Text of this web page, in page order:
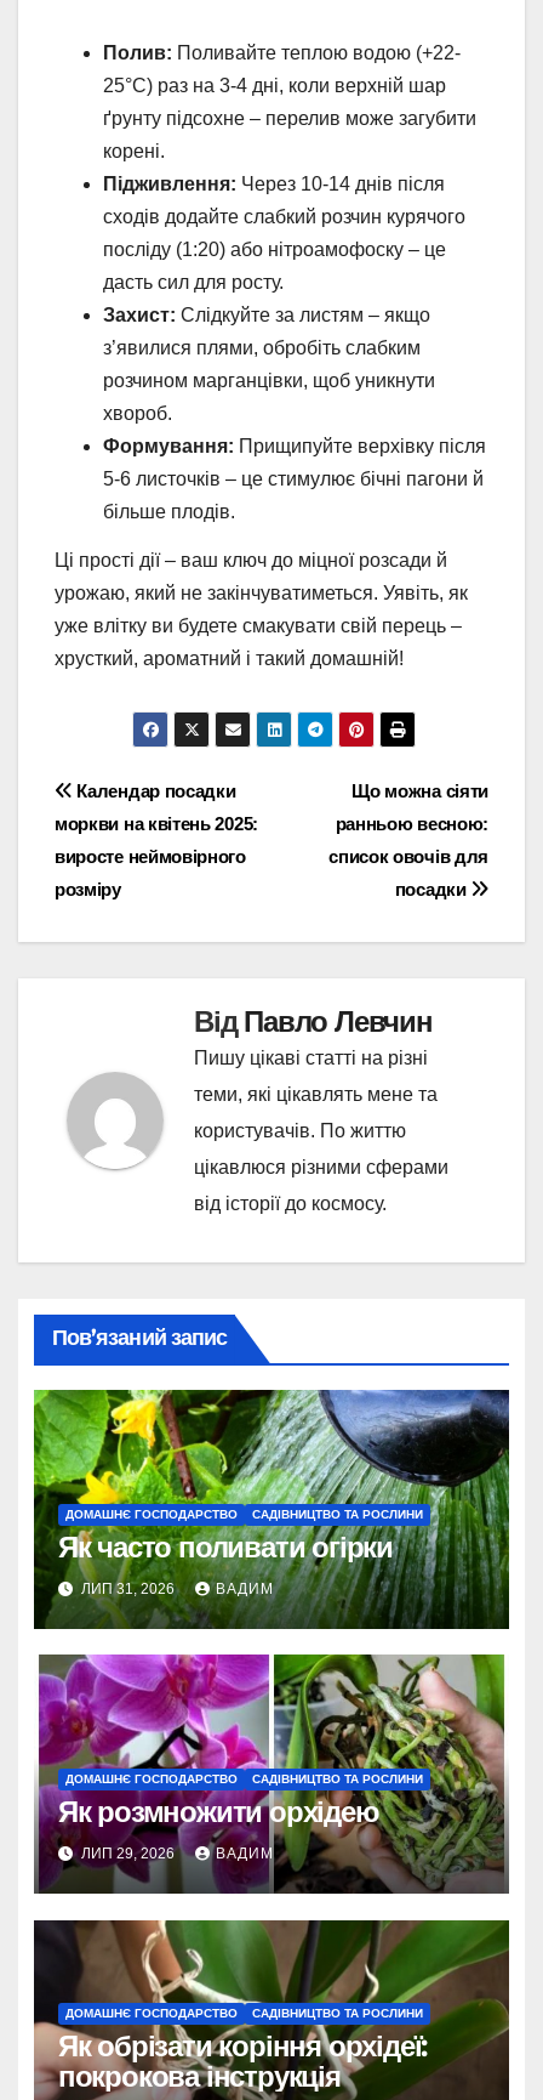
Полив: Поливайте теплою водою (+22-
25°C) раз на 3-4 дні, коли верхній шар
ґрунту підсохне – перелив може загубити
корені.
Підживлення: Через 10-14 днів після
сходів додайте слабкий розчин курячого
посліду (1:20) або нітроамофоску – це
дасть сил для росту.
Захист: Слідкуйте за листям – якщо
з’явилися плями, обробіть слабким
розчином марганцівки, щоб уникнути
хвороб.
Формування: Прищипуйте верхівку після
5-6 листочків – це стимулює бічні пагони й
більше плодів.
Ці прості дії – ваш ключ до міцної розсади й
урожаю, який не закінчуватиметься. Уявіть, як
уже влітку ви будете смакувати свій перець –
хрусткий, ароматний і такий домашній!
Навігація
записів
Що можна сіяти
ранньою весною:
список овочів для
посадки
Календар посадки
моркви на квітень 2025:
виросте неймовірного
розміру
ВідПавло Левчин
Пишу цікаві статті на різні
теми, які цікавлять мене та
користувачів. По життю
цікавлюся різними сферами
від історії до космосу.
Пов’язаний запис
ДОМАШНЄ ГОСПОДАРСТВО САДІВНИЦТВО ТА РОСЛИНИ
Як часто поливати огірки
ЛИП 31, 2026 ВАДИМ
ДОМАШНЄ ГОСПОДАРСТВО САДІВНИЦТВО ТА РОСЛИНИ
Як розмножити орхідею
ЛИП 29, 2026 ВАДИМ
ДОМАШНЄ ГОСПОДАРСТВО САДІВНИЦТВО ТА РОСЛИНИ
Як обрізати коріння орхідеї:
покрокова інструкція